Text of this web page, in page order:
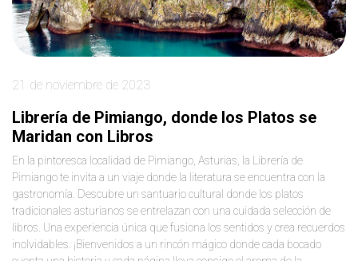
21 de noviembre de 2023
Librería de Pimiango, donde los Platos se
Maridan con Libros
En la pintoresca localidad de Pimiango, Asturias, la Librería de
Pimiango te invita a un viaje donde la literatura se encuentra con la
gastronomía. Descubre un santuario cultural donde los platos
tradicionales asturianos se entrelazan con una cuidada selección de
libros. Una experiencia única que fusiona los sentidos y crea recuerdos
inolvidables. ¡Bienvenidos a un rincón mágico donde cada bocado